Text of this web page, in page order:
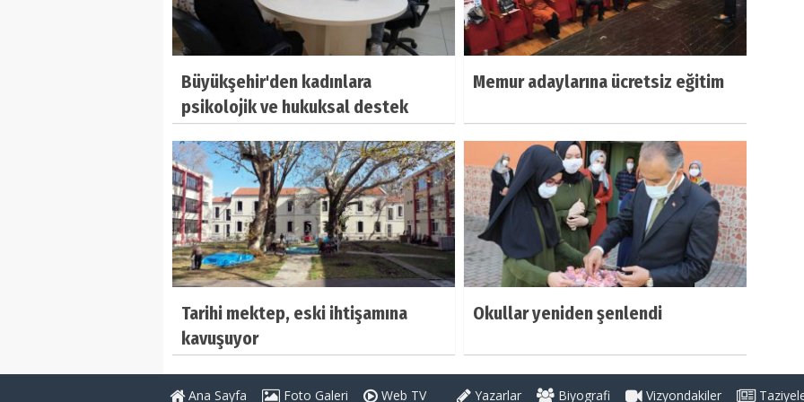
Büyükşehir'den kadınlara
psikolojik ve hukuksal destek
Memur adaylarına ücretsiz eğitim
Tarihi mektep, eski ihtişamına
kavuşuyor
Okullar yeniden şenlendi
Ana Sayfa Foto Galeri Web TV Yazarlar Biyografi Vizyondakiler